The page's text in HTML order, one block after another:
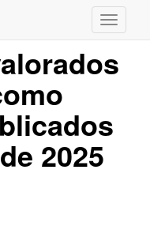
2025